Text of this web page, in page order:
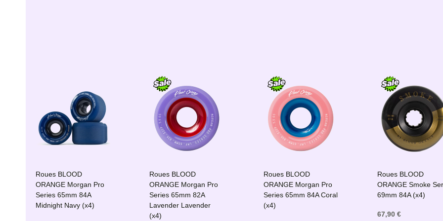
Roues BLOOD
ORANGE Morgan Pro
Series 65mm 84A
Midnight Navy (x4)
Roues BLOOD
ORANGE Morgan Pro
Series 65mm 82A
Lavender Lavender
(x4)
Roues BLOOD
ORANGE Morgan Pro
Series 65mm 84A Coral
(x4)
Roues BLOOD
ORANGE Smoke
69mm 84A (x4)
67,90 €